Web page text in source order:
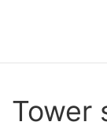
Skip to
Tower